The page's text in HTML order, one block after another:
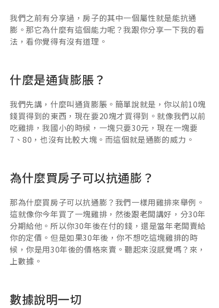
我們之前有分享過，房子的其中一個屬性就是能抗通
膨。那它為什麼有這個能力呢？我跟你分享一下我的看
法，看你覺得有沒有道理。
什麼是通貨膨脹？
我們先講，什麼叫通貨膨脹。簡單說就是，你以前10塊
錢買得到的東西，現在要20塊才買得到。就像我們以前
吃雞排，我國小的時候，一塊只要30元，現在一塊要
7、80，也沒有比較大塊。而這個就是通膨的威力。
為什麼買房子可以抗通膨？
那為什麼買房子可以抗通膨？我們一樣用雞排來舉例。
這就像你今年買了一塊雞排，然後跟老闆講好，分30年
分期給他。所以你30年後在付的錢，還是當年老闆賣給
你的定價。但是如果30年後，你不想吃這塊雞排的時
候，你是用30年後的價格來賣。聽起來沒感覺嗎？來，
上數據。
數據說明一切